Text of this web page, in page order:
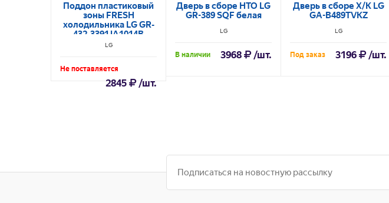
Поддон пластиковый
зоны FRESH
холодильника LG GR-
432 3391JA1014B
LG
Не поставляется
2845 /шт.
Дверь в сборе НТО LG
GR-389 SQF белая
LG
В наличии 3968 /шт.
Дверь в сборе Х/К LG
GA-B489TVKZ
LG
Под заказ 3196 /шт.